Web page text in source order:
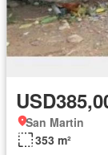
San Martin
353 m²